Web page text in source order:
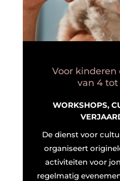
Voor kinderen
van 4 tot
WORKSHOPS,
De dienst voor
organiseert
activiteiten voor
regelmatig